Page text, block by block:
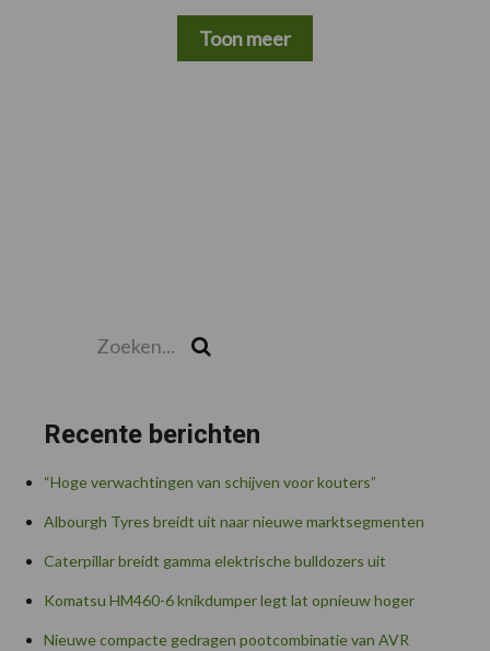
Toon meer
Recente berichten
“Hoge verwachtingen van schijven voor kouters”
Albourgh Tyres breidt uit naar nieuwe marktsegmenten
Caterpillar breidt gamma elektrische bulldozers uit
Komatsu HM460-6 knikdumper legt lat opnieuw hoger
Nieuwe compacte gedragen pootcombinatie van AVR